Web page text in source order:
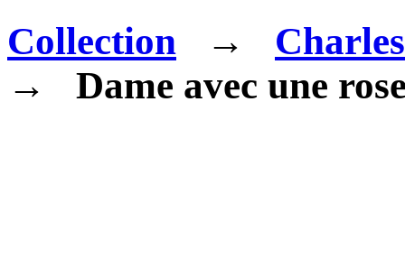
Collection →
→
Dame avec une